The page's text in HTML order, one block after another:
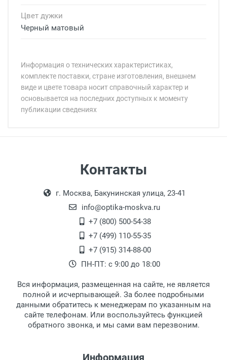
Цвет дужки
Черный матовый
Информация о технических характеристиках,
комплекте поставки, стране изготовления, внешнем
виде и цвете товара носит справочный характер и
основывается на последних доступных к моменту
публикации сведениях
Самовывоз.
Оплата товара производится
наличными непосредственно на пункте
выдачи товара.
Перечисление средств на расчетный счет.
18:00, по субботам с 11:00 до 15:00, в
офисе по адресу: г. Москва,
Переведеновский переулок 17, корпус 1,
второй этаж, тел. +7 (499) 110-55-35.
После того, как заказ поступает в пункт
выдачи, наш менеджер связывается с
клиентом и оповещает о поступлении
Для получения товара при себе
обязательно иметь паспорт.
Заказ необходимо забрать в течение 3
рабочих дней с момента поступления на
дополнительных расходов за хранение
Контакты
г. Москва, Бакунинская улица, 23-41
info@optika-moskva.ru
+7 (800) 500-54-38
+7 (499) 110-55-35
+7 (915) 314-88-00
ПН-ПТ: с 9:00 до 18:00
Вся информация, размещенная на сайте, не является
полной и исчерпывающей. За более подробными
данными обратитесь к менеджерам по указанным на
сайте телефонам. Или воспользуйтесь функцией
обратного звонка, и мы сами вам перезвоним.
Информация